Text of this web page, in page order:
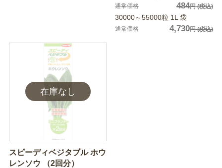
通常価格 484円(税込)
30000～55000粒 1L 袋
通常価格 4,730円(税込)
スピーディベジタブル ホウ
レンソウ （2回分）